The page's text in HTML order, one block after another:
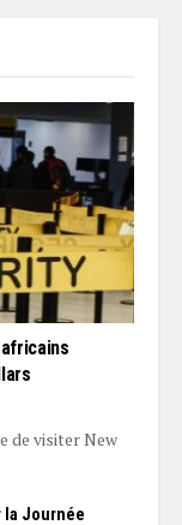
de visiter New
la Journée